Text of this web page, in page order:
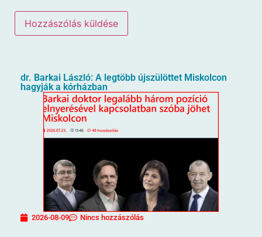
dr. Barkai László: A legtöbb újszülöttet Miskolcon
hagyják a kórházban
2026-08-09 Nincs hozzászólás